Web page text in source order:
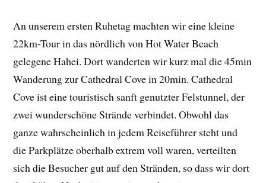
An unserem ersten Ruhetag machten wir eine kleine
22km-Tour in das nördlich von Hot Water Beach
gelegene Hahei. Dort wanderten wir kurz mal die 45min
Wanderung zur Cathedral Cove in 20min. Cathedral
Cove ist eine touristisch sanft genutzter Felstunnel, der
zwei wunderschöne Strände verbindet. Obwohl das
ganze wahrscheinlich in jedem Reiseführer steht und
die Parkplätze oberhalb extrem voll waren, verteilten
sich die Besucher gut auf den Stränden, so dass wir dort